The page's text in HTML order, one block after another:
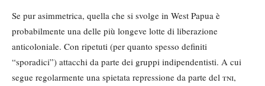
Se pur asimmetrica, quella che si svolge in West Papua è
probabilmente una delle più longeve lotte di liberazione
anticoloniale. Con ripetuti (per quanto spesso definiti
“sporadici”) attacchi da parte dei gruppi indipendentisti. A cui
segue regolarmente una spietata repressione da parte del tni,